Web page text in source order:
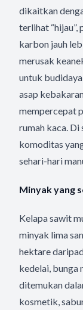
dikaitkan
terlihat “hijau”,
karbon jauh
merusak
untuk
asap
mempercepat
rumah kaca. Di
komoditas
sehari-hari
Minyak yang
Kelapa sawit
minyak lima
hektare
kedelai, bunga
ditemukan
kosmetik,